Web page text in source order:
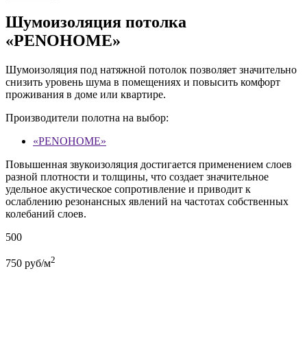
Шумоизоляция потолка
«PENOHOME»
Шумоизоляция под натяжной потолок позволяет значительно
снизить уровень шума в помещениях и повысить комфорт
проживания в доме или квартире.
Производители полотна на выбор:
«PENOHOME»
Повышенная звукоизоляция достигается применением слоев
разной плотности и толщины, что создает значительное
удельное акустическое сопротивление и приводит к
ослаблению резонансных явлений на частотах собственных
колебаний слоев.
500
750 руб/м2